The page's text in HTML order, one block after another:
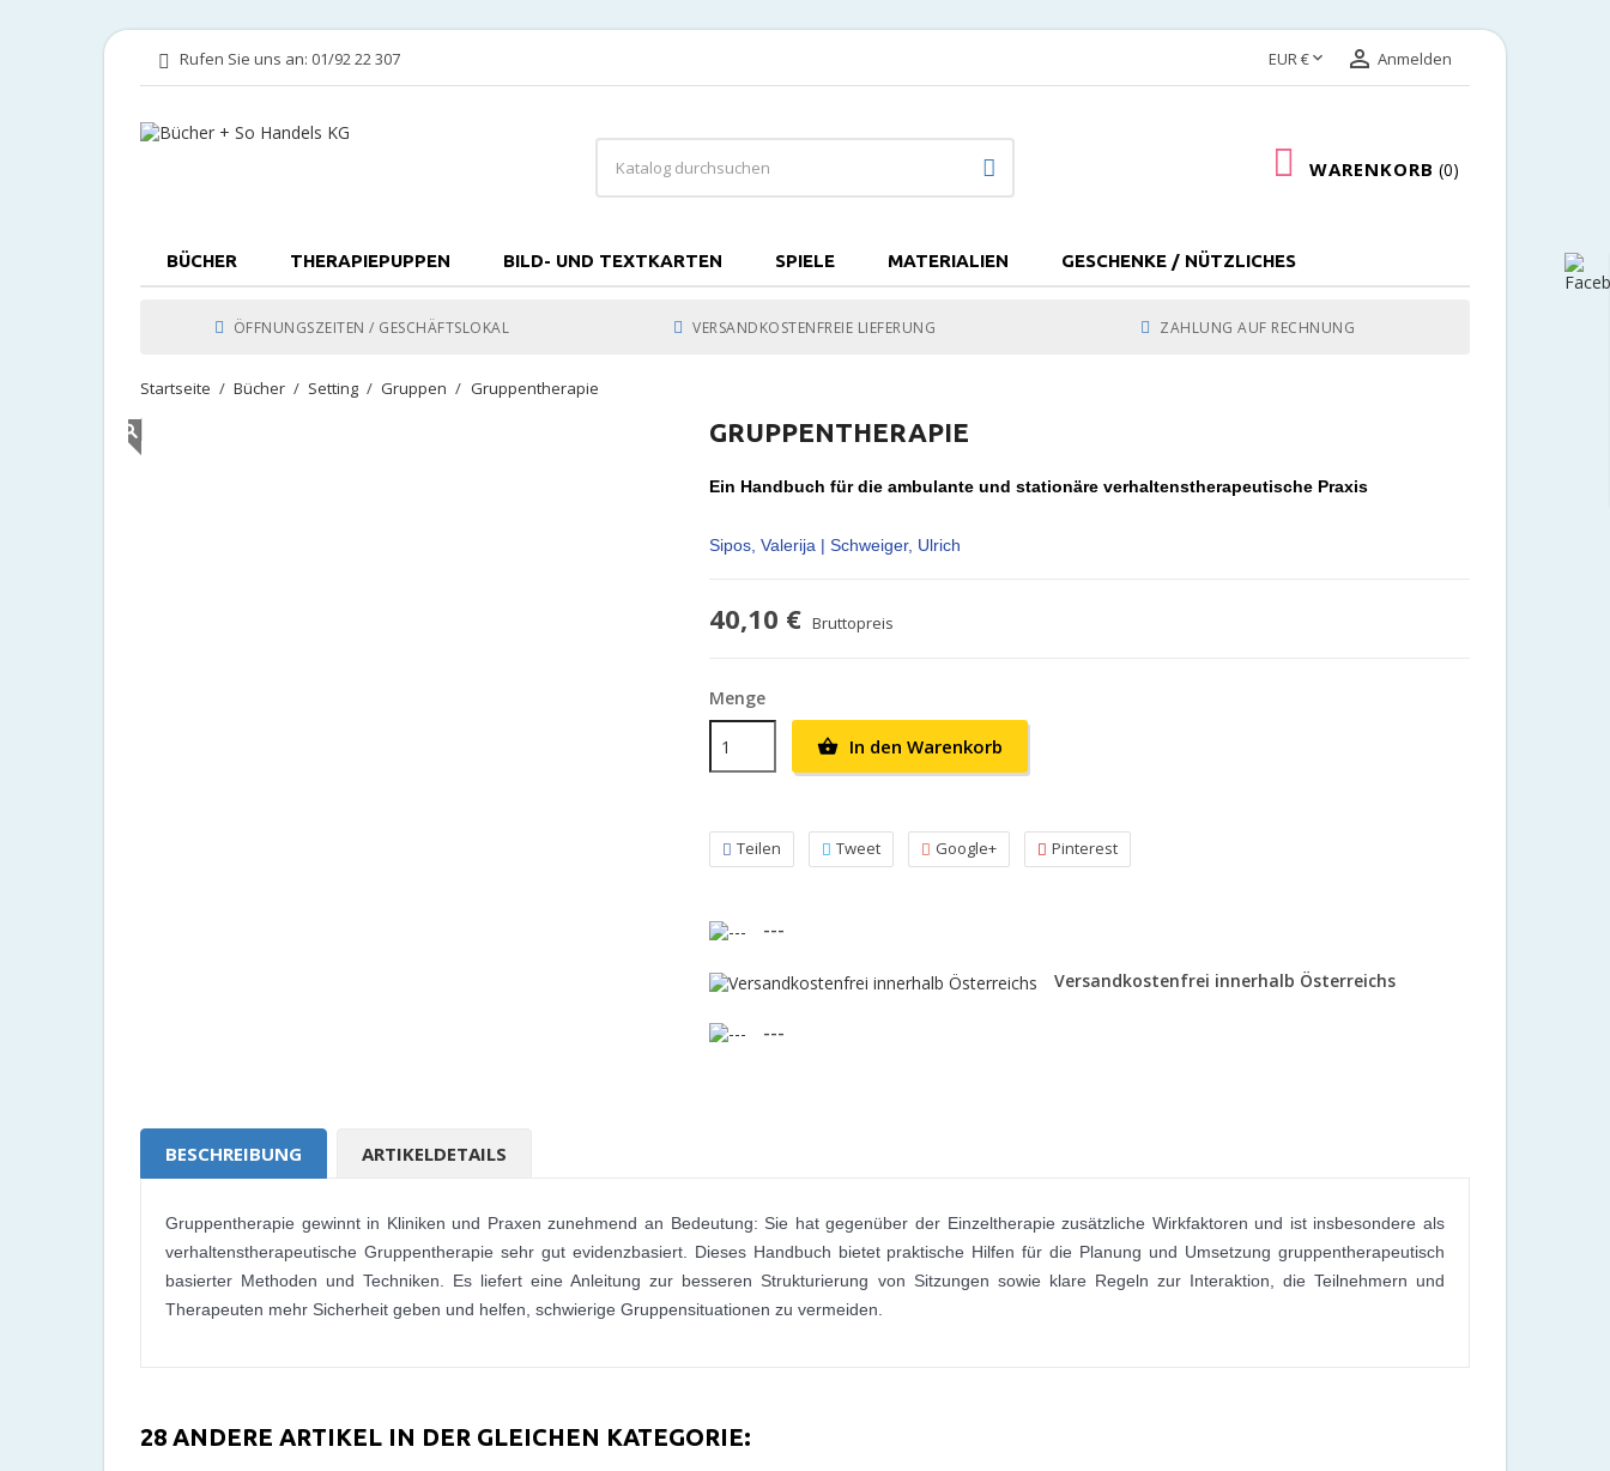
Rufen Sie uns an: 01/92 22 307 EUR €  Anmelden
WARENKORB 0
BÜCHER THERAPIEPUPPEN BILD- UND TEXTKARTEN SPIELE MATERIALIEN GESCHENKE / NÜTZLICHES
ÖFFNUNGSZEITEN / GESCHÄFTSLOKAL VERSANDKOSTENFREIE LIEFERUNG ZAHLUNG AUF RECHNUNG
Startseite Bücher Setting Gruppen Gruppentherapie
GRUPPENTHERAPIE
Ein Handbuch für die ambulante und stationäre verhaltenstherapeutische Praxis
Sipos, Valerija | Schweiger, Ulrich
40,10 € Bruttopreis
Menge
 In den Warenkorb
Teilen Tweet Google+ Pinterest
---
Versandkostenfrei innerhalb Österreichs
---
BESCHREIBUNG ARTIKELDETAILS
Gruppentherapie gewinnt in Kliniken und Praxen zunehmend an Bedeutung: Sie hat gegenüber der Einzeltherapie zusätzliche Wirkfaktoren und ist insbesondere als
verhaltenstherapeutische Gruppentherapie sehr gut evidenzbasiert. Dieses Handbuch bietet praktische Hilfen für die Planung und Umsetzung gruppentherapeutisch
basierter Methoden und Techniken. Es liefert eine Anleitung zur besseren Strukturierung von Sitzungen sowie klare Regeln zur Interaktion, die Teilnehmern und
Therapeuten mehr Sicherheit geben und helfen, schwierige Gruppensituationen zu vermeiden.
28 ANDERE ARTIKEL IN DER GLEICHEN KATEGORIE: